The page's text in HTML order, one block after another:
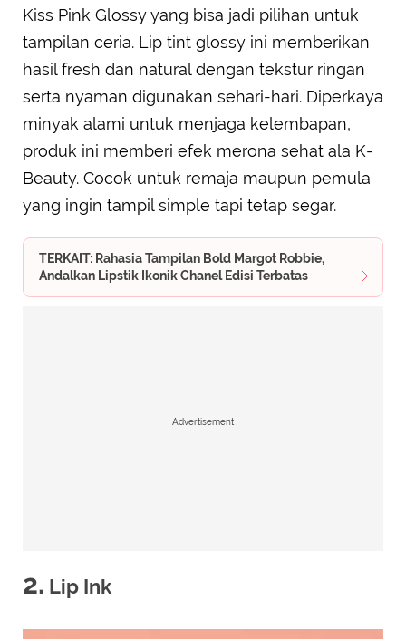
Kiss Pink Glossy yang bisa jadi pilihan untuk
tampilan ceria. Lip tint glossy ini memberikan
hasil fresh dan natural dengan tekstur ringan
serta nyaman digunakan sehari-hari. Diperkaya
minyak alami untuk menjaga kelembapan,
produk ini memberi efek merona sehat ala K-
Beauty. Cocok untuk remaja maupun pemula
yang ingin tampil simple tapi tetap segar.
TERKAIT: Rahasia Tampilan Bold Margot Robbie,
Andalkan Lipstik Ikonik Chanel Edisi Terbatas
Advertisement
2. Lip Ink